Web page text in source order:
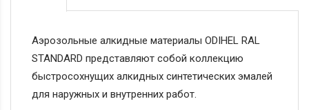
Аэрозольные алкидные материалы ODIHEL RAL
STANDARD представляют собой коллекцию
быстросохнущих алкидных синтетических эмалей
для наружных и внутренних работ.